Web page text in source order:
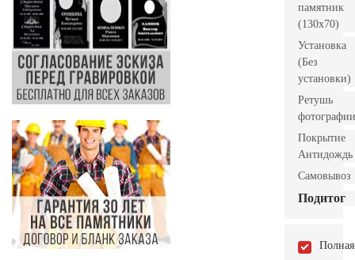
памятник
(130х70)
Установка
(Без
установки)
Ретушь
фотографии
Покрытие
Антидождь
Самовывоз
Подитог
Полная